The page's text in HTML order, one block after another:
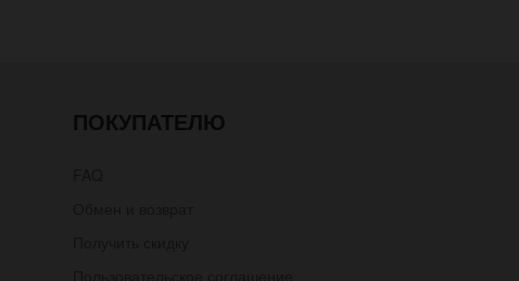
ПОКУПАТЕЛЮ